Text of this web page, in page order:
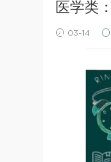
医学类
03-14